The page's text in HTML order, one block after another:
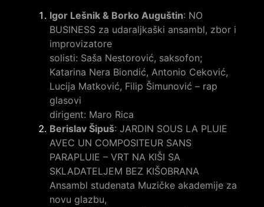
Igor Lešnik & Borko Auguštin: NO
BUSINESS za udaraljkaški ansambl, zbor i
improvizatore
solisti: Saša Nestorović, saksofon;
Katarina Nera Biondić, Antonio Ceković,
Lucija Matković, Filip Šimunović – rap
glasovi
dirigent: Maro Rica
Berislav Šipuš: JARDIN SOUS LA PLUIE
AVEC UN COMPOSITEUR SANS
PARAPLUIE – VRT NA KIŠI SA
SKLADATELJEM BEZ KIŠOBRANA
Ansambl studenata Muzičke akademije za
novu glazbu,